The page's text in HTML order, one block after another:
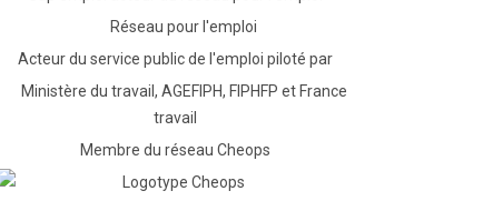
Acteur du service public de l'emploi piloté par
Membre du réseau Cheops